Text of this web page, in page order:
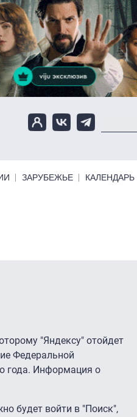
ЗАРУБЕЖЬЕ КАЛЕНДАРЬ
"Яндексу" отойдет
Федеральной
года. Информация о
будет войти в "Поиск",